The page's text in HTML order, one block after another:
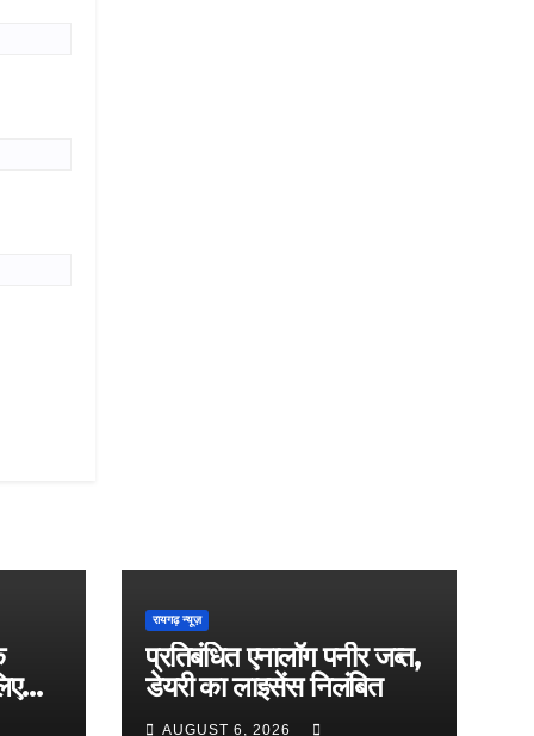
रायगढ़ न्यूज़
प्रतिबंधित एनालॉग पनीर जब्त,
डेयरी का लाइसेंस निलंबित
AUGUST 6, 2026